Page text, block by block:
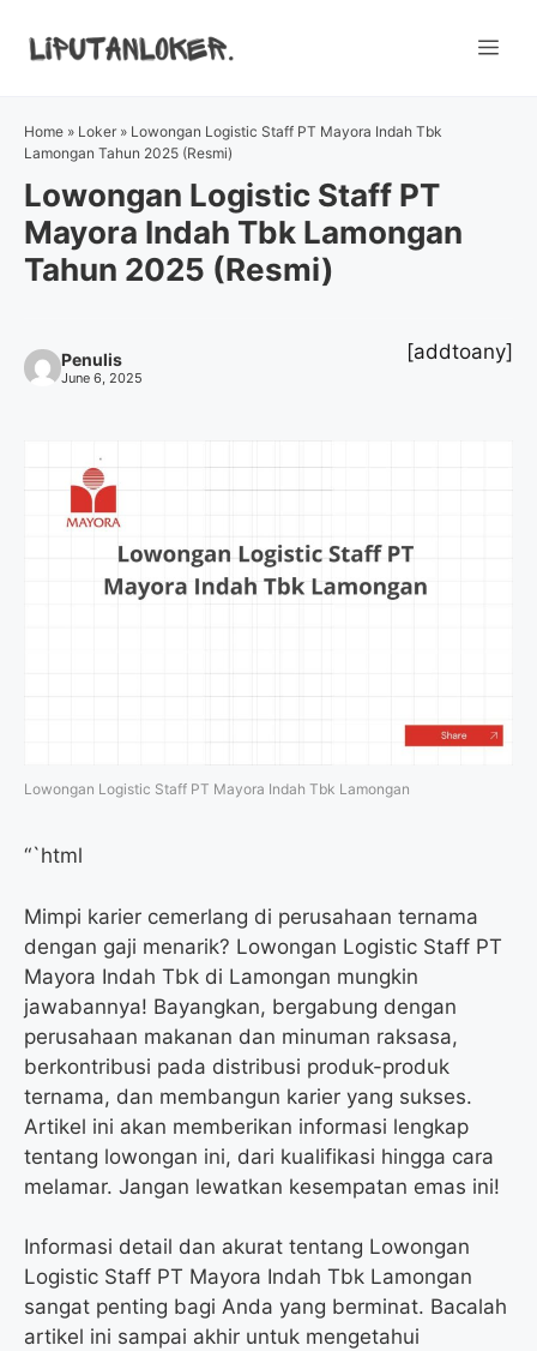
Home » Loker » Lowongan Logistic Staff PT Mayora Indah Tbk
Lamongan Tahun 2025 (Resmi)
Lowongan Logistic Staff PT
Mayora Indah Tbk Lamongan
Tahun 2025 (Resmi)
Penulis
June 6, 2025
[addtoany]
Lowongan Logistic Staff PT Mayora Indah Tbk Lamongan
“`html
Mimpi karier cemerlang di perusahaan ternama
dengan gaji menarik? Lowongan Logistic Staff PT
Mayora Indah Tbk di Lamongan mungkin
jawabannya! Bayangkan, bergabung dengan
perusahaan makanan dan minuman raksasa,
berkontribusi pada distribusi produk-produk
ternama, dan membangun karier yang sukses.
Artikel ini akan memberikan informasi lengkap
tentang lowongan ini, dari kualifikasi hingga cara
melamar. Jangan lewatkan kesempatan emas ini!
Informasi detail dan akurat tentang Lowongan
Logistic Staff PT Mayora Indah Tbk Lamongan
sangat penting bagi Anda yang berminat. Bacalah
artikel ini sampai akhir untuk mengetahui